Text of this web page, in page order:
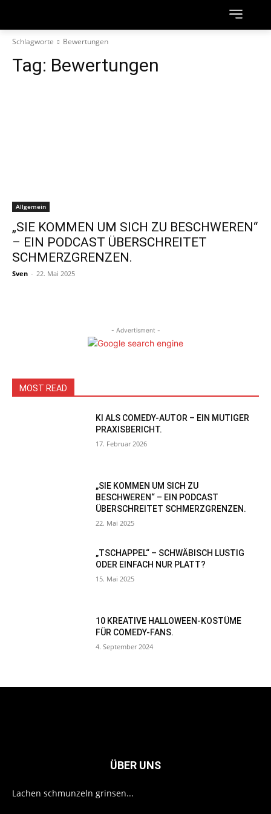
Schlagworte Bewertungen
Tag: Bewertungen
Allgemein
„SIE KOMMEN UM SICH ZU BESCHWEREN“
– EIN PODCAST ÜBERSCHREITET
SCHMERZGRENZEN.
Sven - 22. Mai 2025
- Advertisment -
MOST READ
KI ALS COMEDY-AUTOR – EIN MUTIGER
PRAXISBERICHT.
17. Februar 2026
„SIE KOMMEN UM SICH ZU
BESCHWEREN“ – EIN PODCAST
ÜBERSCHREITET SCHMERZGRENZEN.
22. Mai 2025
„TSCHAPPEL“ – SCHWÄBISCH LUSTIG
ODER EINFACH NUR PLATT?
15. Mai 2025
10 KREATIVE HALLOWEEN-KOSTÜME
FÜR COMEDY-FANS.
4. September 2024
ÜBER UNS
Lachen schmunzeln grinsen...